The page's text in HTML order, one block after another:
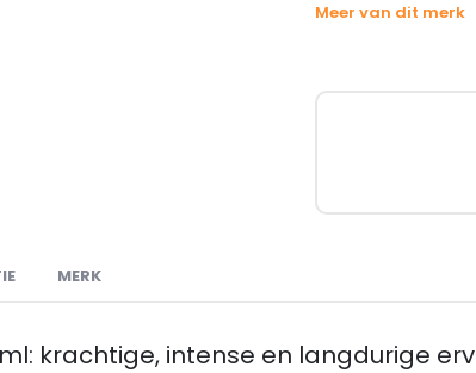
Meer van dit merk
MERK
krachtige, intense en langdurige